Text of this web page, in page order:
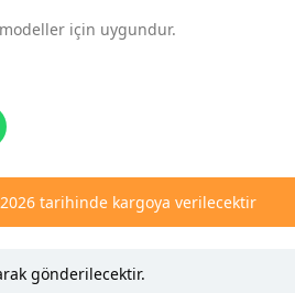
modeller için uygundur.
tarihinde kargoya verilecektir
gönderilecektir.